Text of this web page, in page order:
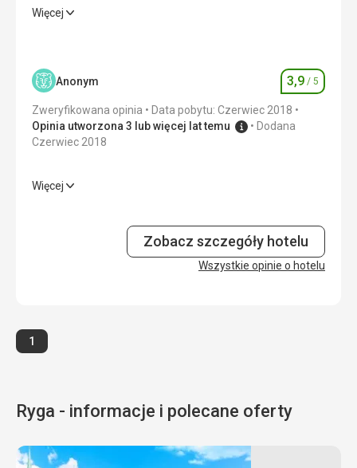
Fajny zajazd
Wyżywienie
Każdy zabezpiecza się sam. Bufety szwedzkie w hotelu
były super
Zakwaterowanie
Usługi
Ta recenzja została automatycznie przetłumaczona za
pomocą Google Translate
Więcej
Anonym Ocena
3,9 / 5
Zweryfikowana opinia
Data pobytu: Czerwiec 2018
Opinia utworzona 3 lub więcej lat temu
Dodana
Czerwiec 2018
3,0 / 5
3,0/ 5
Cena
Więcej
Zobacz szczegóły hotelu
Wszystkie opinie o hotelu
Strona
1
Ryga - informacje i polecane oferty